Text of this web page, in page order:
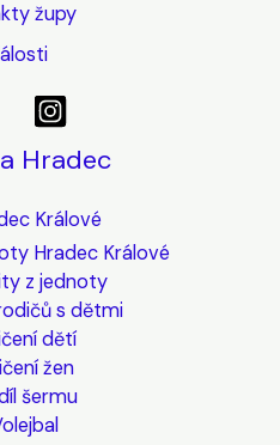
župy
Hradec
Králové
Hradec Králové
z jednoty
s dětmi
dětí
žen
šermu